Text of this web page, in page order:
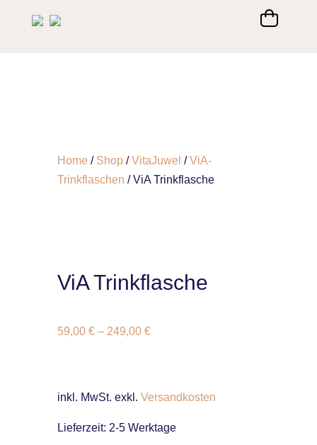
Home / Shop/VitaJuwel /ViA-
Trinkflaschen / ViA Trinkflasche
ViA Trinkflasche
59,00 €– 249,00 €
inkl. MwSt. exkl. Versandkosten
Lieferzeit: 2-5 Werktage